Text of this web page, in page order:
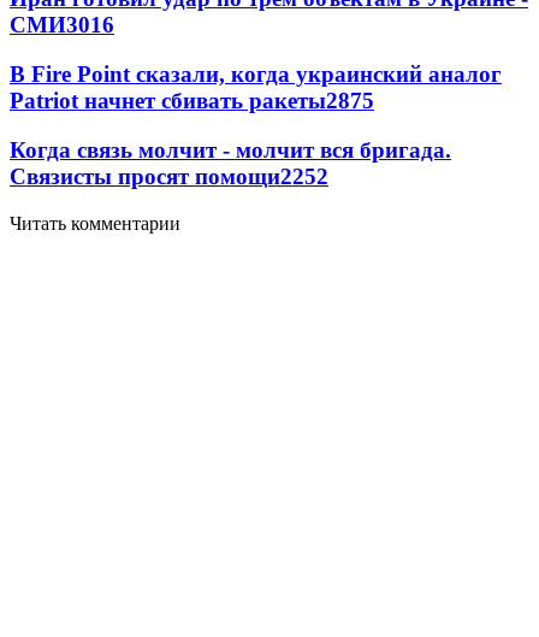
СМИ3016
В Fire Point сказали, когда украинский аналог
Patriot начнет сбивать ракеты2875
Когда связь молчит - молчит вся бригада.
Связисты просят помощи2252
Читать комментарии